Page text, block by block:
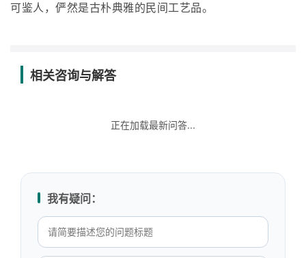
可鉴人，俨然是古朴典雅的民间工艺品。
相关咨询与解答
正在加载最新问答...
我有疑问：